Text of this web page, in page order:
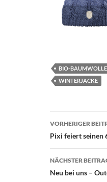
BIO-BAUMWOLLE
WINTERJACKE
VORHERIGER
Pixi feiert seinen
NÄCHSTER
Neu bei uns –